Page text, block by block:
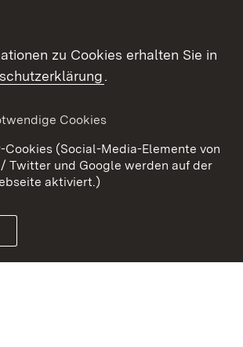
Barrierefreiheit
Cookies
zu Cookies erhalten Sie in
.
Cookies
(Social-Media-Elemente von
Twitter und Google werden auf der
aktiviert.)